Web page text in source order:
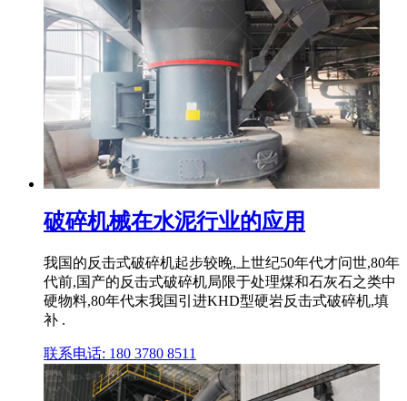
破碎机械在水泥行业的应用
我国的反击式破碎机起步较晚,上世纪50年代才问世,80年
代前,国产的反击式破碎机局限于处理煤和石灰石之类中
硬物料,80年代末我国引进KHD型硬岩反击式破碎机,填
补 .
联系电话: 180 3780 8511